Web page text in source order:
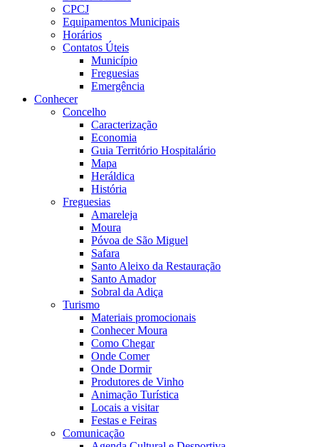
CPCJ
Equipamentos Municipais
Horários
Contatos Úteis
Município
Freguesias
Emergência
Conhecer
Concelho
Caracterização
Economia
Guia Território Hospitalário
Mapa
Heráldica
História
Freguesias
Amareleja
Moura
Póvoa de São Miguel
Safara
Santo Aleixo da Restauração
Santo Amador
Sobral da Adiça
Turismo
Materiais promocionais
Conhecer Moura
Como Chegar
Onde Comer
Onde Dormir
Produtores de Vinho
Animação Turística
Locais a visitar
Festas e Feiras
Comunicação